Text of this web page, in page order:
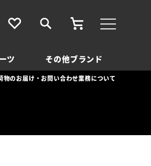
ツ その他ブランド
物のお届け・お問い合わせ業務について